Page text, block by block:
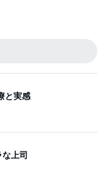
と実感
上司